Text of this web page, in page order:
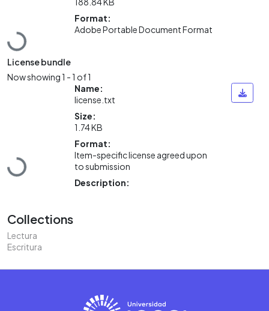
Loading...
Format:
Adobe Portable Document Format
License bundle
Now showing1 - 1 of 1
Loading...
Name:
license.txt
Size:
1.74 KB
Format:
Item-specific license agreed upon
to submission
Description:
Collections
Lectura
Escritura